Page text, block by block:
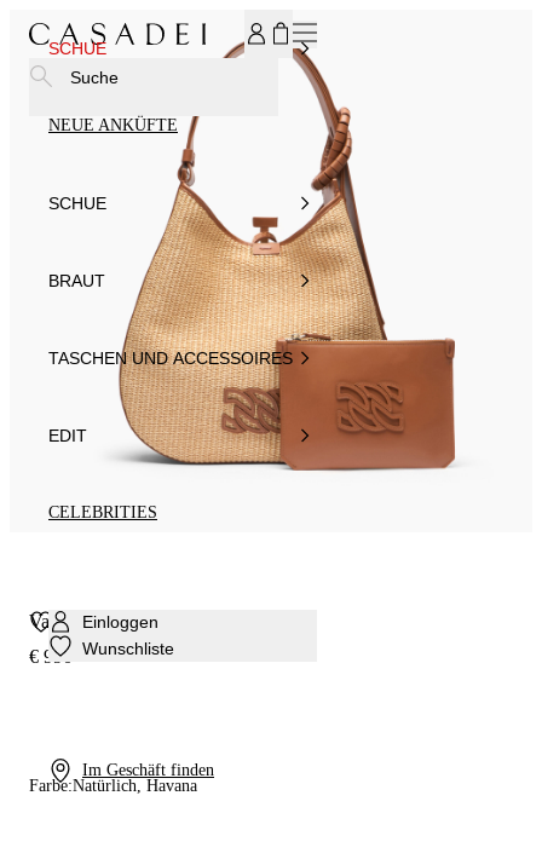
SCHUE
NEUE ANKÜFTE
SCHUE
BRAUT
TASCHEN UND ACCESSOIRES
EDIT
CELEBRITIES
Einloggen
Wunschliste
Im Geschäft finden
Suche
Vandome-Tasche
€ 990
Farbe:Natürlich, Havana